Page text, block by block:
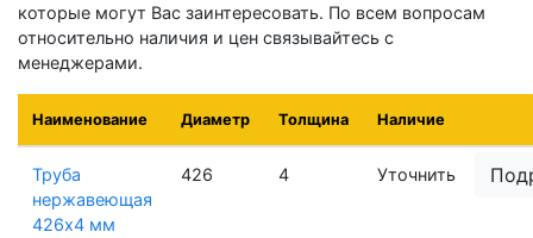
которые могут Вас заинтересовать. По всем вопросам
относительно наличия и цен связывайтесь с
менеджерами.
Наименование Диаметр Толщина Наличие
Труба
нержавеющая
426х4 мм
426 4 Уточнить